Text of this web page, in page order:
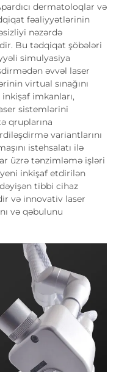
dermatoloqlar və
fəaliyyətlərinin
nəzərdə
Bu tədqiqat şöbələri
simulyasiya
əvvəl laser
virtual sınağını
imkanları,
sistemlərini
qruplarına
variantlarını
istehsalatı ilə
üzrə tənzimləmə işləri
inkişaf etdirilən
tibbi cihaz
və innovativ laser
və qəbulunu